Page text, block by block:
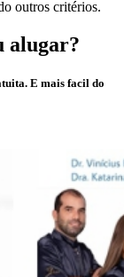
outros critérios.
alugar?
E mais facil do